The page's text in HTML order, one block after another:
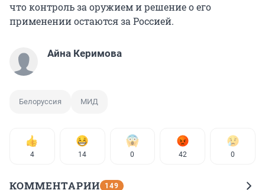
что контроль за оружием и решение о его
применении остаются за Россией.
Айна Керимова
Белоруссия МИД
4 14 0 42 0
КОММЕНТАРИИ 149